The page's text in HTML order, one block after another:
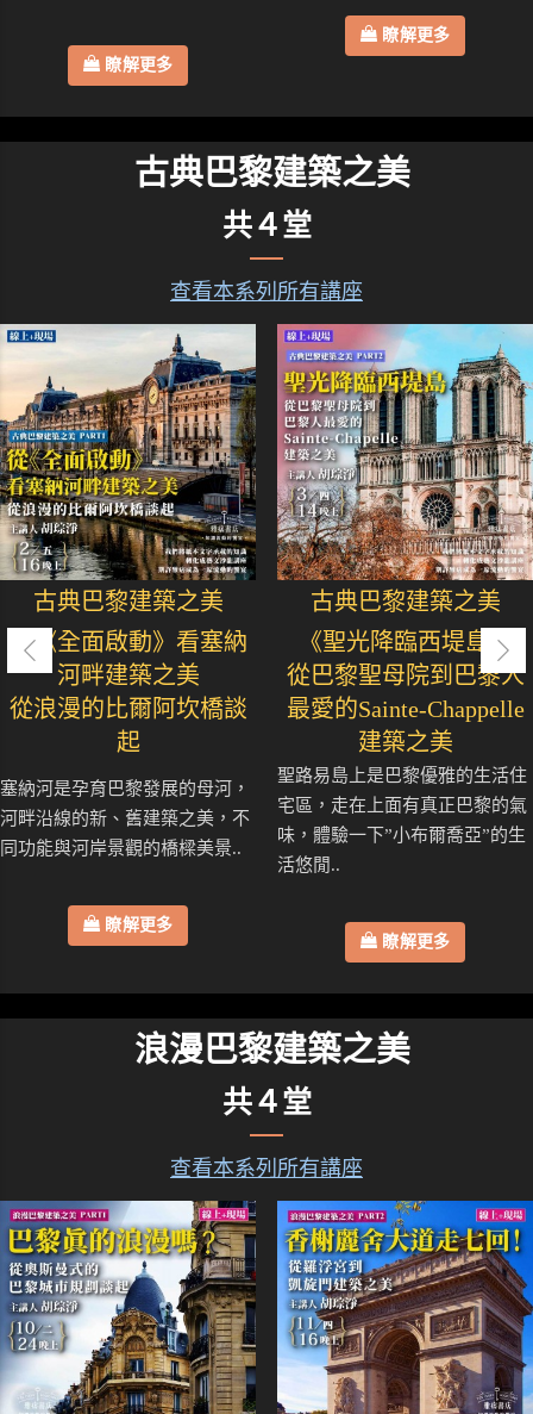
瞭解更多
瞭解更多
古典巴黎建築之美
共４堂
查看本系列所有講座
古典巴黎建築之美
從《全面啟動》看塞納
河畔建築之美
從浪漫的比爾阿坎橋談
起
塞納河是孕育巴黎發展的母河，
河畔沿線的新、舊建築之美，不
同功能與河岸景觀的橋樑美景..
瞭解更多
古典巴黎建築之美
《聖光降臨西堤島》
從巴黎聖母院到巴黎人
最愛的Sainte-Chappelle
建築之美
聖路易島上是巴黎優雅的生活住
宅區，走在上面有真正巴黎的氣
味，體驗一下”小布爾喬亞”的生
活悠閒..
瞭解更多
浪漫巴黎建築之美
共４堂
查看本系列所有講座